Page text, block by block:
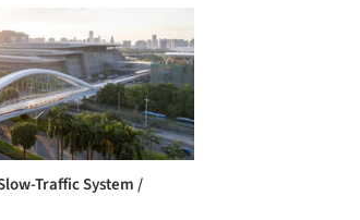
Traffic System /